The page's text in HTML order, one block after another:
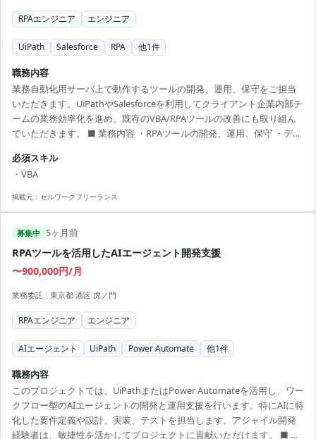
RPAエンジニア エンジニア
UiPath Salesforce RPA 他1件
職務内容
業務自動化用サーバ上で動作するツールの開発、運用、保守をご担当
いただきます。UiPathやSalesforceを利用してクライアント企業内部チ
ームの業務効率化を進め、既存のVBA/RPAツールの改善にも取り組ん
でいただきます。 ■ 業務内容 ・RPAツールの開発、運用、保守 ・デー
ト】 ・UiPath未経験でも類似RPA経験を活かして成長可能 ・クライア
ント社内チームの業務改善に貢献できる ・データベースや統計データ
処理スキルを磨ける環境 ・業務の自動化の最前線で技術を磨く機会 ・
必須スキル
・VBA
掲載元： セルワークフリーランス
募集中 5ヶ月前
RPAツールを活用したAIエージェント開発支援
〜900,000円/月
業務委託 | 東京都 港区 虎ノ門
RPAエンジニア エンジニア
AIエージェント UiPath Power Automate 他1件
職務内容
このプロジェクトでは、UiPathまたはPower Automateを活用し、ワー
クフロー型のAIエージェントの開発と運用支援を行います。特にAIに特
化した要件定義や設計、実装、テストを担当します。アジャイル開発
経験者は、敏捷性を活かしてプロジェクトに貢献いただけます。 ■ 業